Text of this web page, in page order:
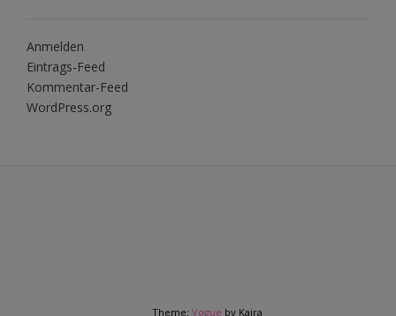
Anmelden
Eintrags-Feed
Kommentar-Feed
WordPress.org
Theme: Vogue by Kaira